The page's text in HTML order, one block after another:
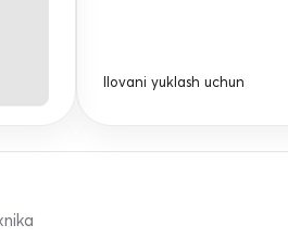
Ilovani yuklash uchun